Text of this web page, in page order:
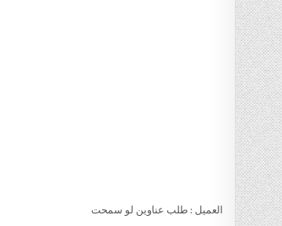
العميل : طلب عناوين لو سمحت